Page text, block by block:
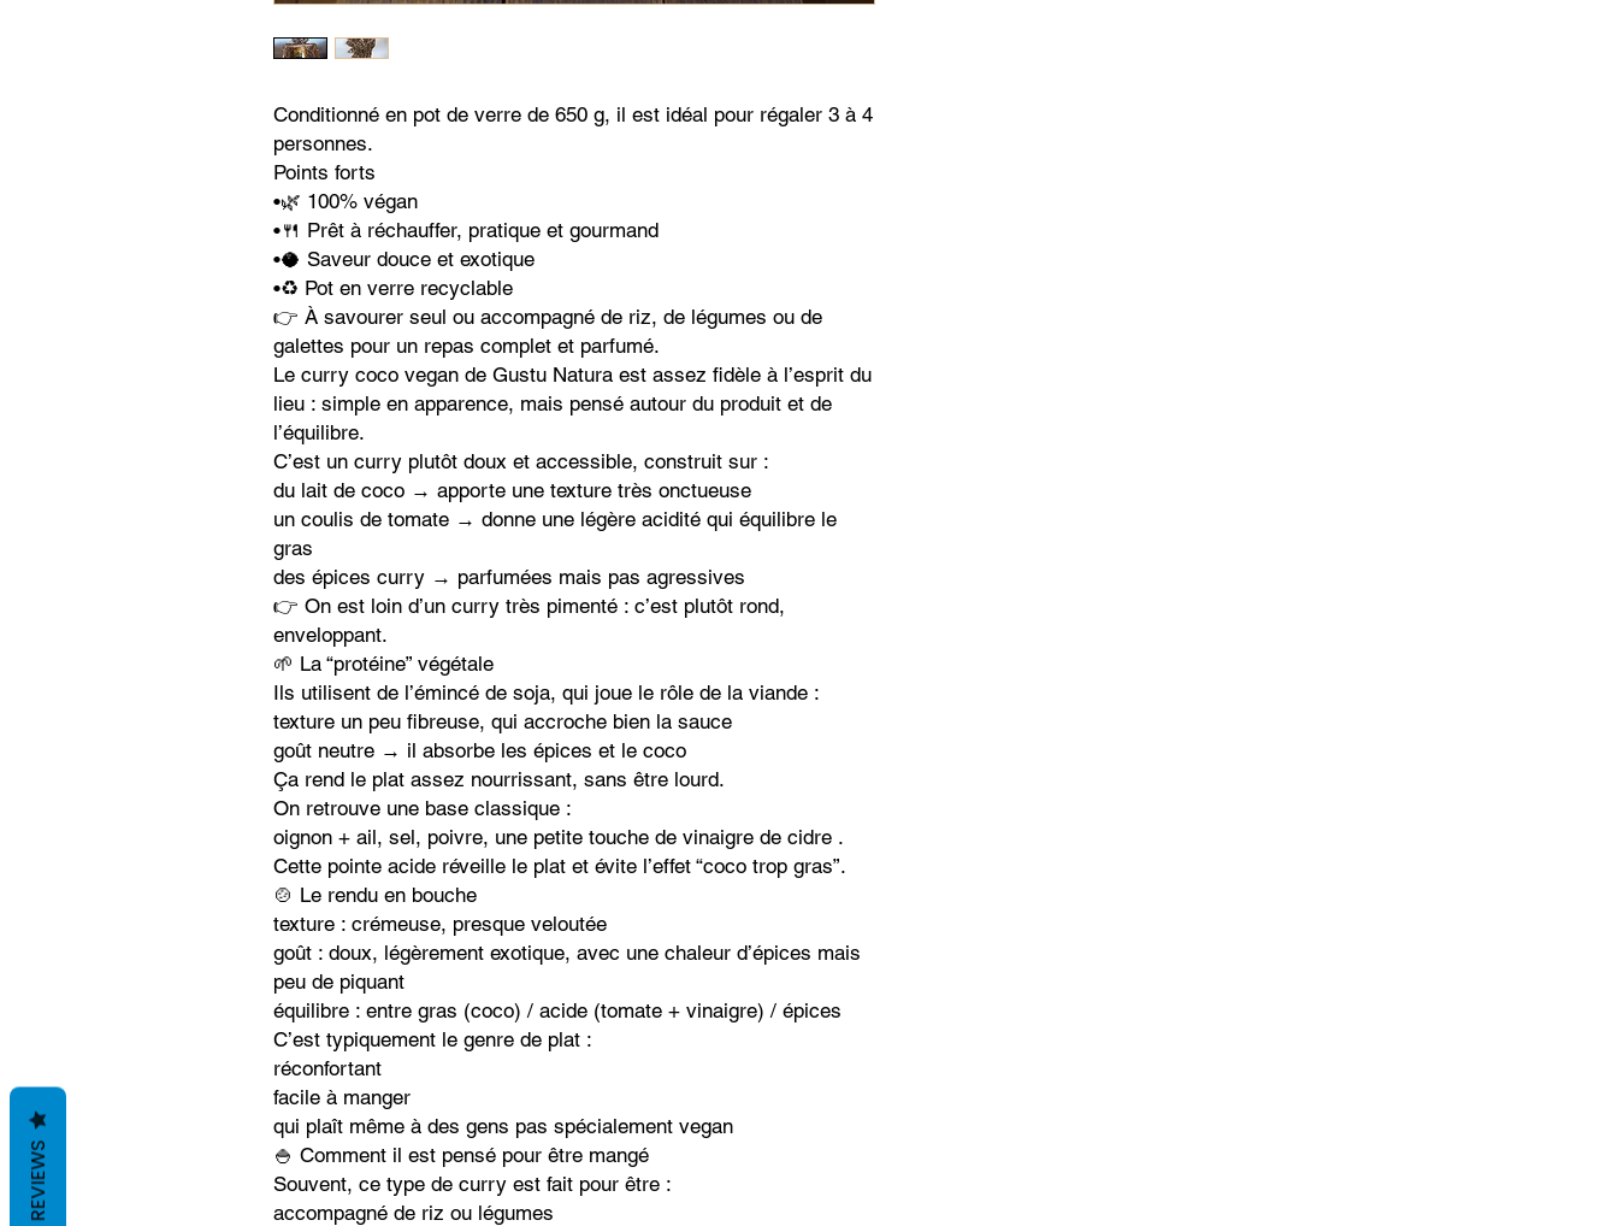
Conditionné en pot de verre de 650 g, il est idéal pour régaler 3 à 4
personnes.
Points forts
•🌿 100% végan
•🍴 Prêt à réchauffer, pratique et gourmand
•🥥 Saveur douce et exotique
•♻️ Pot en verre recyclable
👉 À savourer seul ou accompagné de riz, de légumes ou de
galettes pour un repas complet et parfumé.
Le curry coco vegan de Gustu Natura est assez fidèle à l’esprit du
lieu : simple en apparence, mais pensé autour du produit et de
l’équilibre.
C’est un curry plutôt doux et accessible, construit sur :
du lait de coco → apporte une texture très onctueuse
un coulis de tomate → donne une légère acidité qui équilibre le
gras
des épices curry → parfumées mais pas agressives
👉 On est loin d’un curry très pimenté : c’est plutôt rond,
enveloppant.
🌱 La “protéine” végétale
Ils utilisent de l’émincé de soja, qui joue le rôle de la viande :
texture un peu fibreuse, qui accroche bien la sauce
goût neutre → il absorbe les épices et le coco
Ça rend le plat assez nourrissant, sans être lourd.
On retrouve une base classique :
oignon + ail, sel, poivre, une petite touche de vinaigre de cidre .
Cette pointe acide réveille le plat et évite l’effet “coco trop gras”.
🍲 Le rendu en bouche
texture : crémeuse, presque veloutée
goût : doux, légèrement exotique, avec une chaleur d’épices mais
peu de piquant
équilibre : entre gras (coco) / acide (tomate + vinaigre) / épices
C’est typiquement le genre de plat :
réconfortant
facile à manger
qui plaît même à des gens pas spécialement vegan
🍚 Comment il est pensé pour être mangé
Souvent, ce type de curry est fait pour être :
accompagné de riz ou légumes
REVIEWS